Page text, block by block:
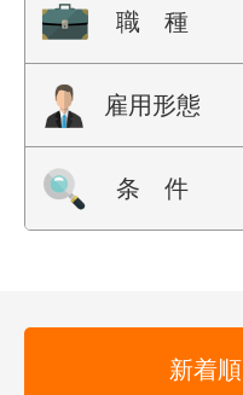
職 種
雇用形態
条 件
新着順